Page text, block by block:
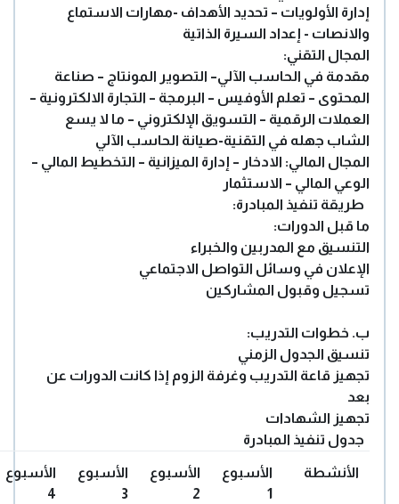
إدارة الأولويات – تحديد الأهداف -مهارات الاستماع
والانصات - إعداد السيرة الذاتية
المجال التقني:
مقدمة في الحاسب الآلي– التصوير المونتاج – صناعة
المحتوى – تعلم الأوفيس – البرمجة – التجارة الالكترونية –
العملات الرقمية – التسويق الإلكتروني – ما لا يسع
الشاب جهله في التقنية-صيانة الحاسب الآلي
المجال المالي: الادخار – إدارة الميزانية – التخطيط المالي –
الوعي المالي – الاستثمار
طريقة تنفيذ المبادرة:
ما قبل الدورات:
التنسيق مع المدربين والخبراء
الإعلان في وسائل التواصل الاجتماعي
تسجيل وقبول المشاركين
ب. خطوات التدريب:
تنسيق الجدول الزمني
تجهيز قاعة التدريب وغرفة الزوم إذا كانت الدورات عن
بعد
تجهيز الشهادات
جدول تنفيذ المبادرة
الأنشطة
الأسبوع
1
الأسبوع
2
الأسبوع
3
الأسبوع
4